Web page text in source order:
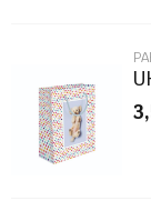
POŠALJI